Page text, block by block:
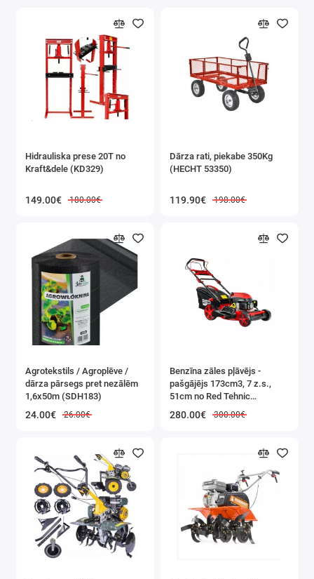
Hidrauliska prese 20T no
Kraft&dele (KD329)
149.00€ 180.00€
Dārza rati, piekabe 350Kg
(HECHT 53350)
119.90€ 198.00€
Agrotekstils / Agroplēve /
dārza pārsegs pret nezālēm
1,6x50m (SDH183)
24.00€ 26.00€
Benzīna zāles pļāvējs -
pašgājējs 173cm3, 7 z.s.,
51cm no Red Tehnic
280.00€ 300.00€